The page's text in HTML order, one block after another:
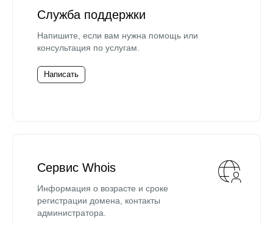
Служба поддержки
Напишите, если вам нужна помощь или
консультация по услугам.
Написать
Сервис Whois
Информация о возрасте и сроке
регистрации домена, контакты
администратора.